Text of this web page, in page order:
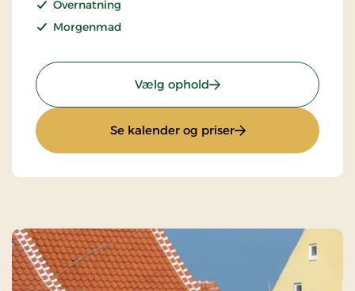
Overnatning
Morgenmad
Vælg ophold: Standardpris
Se kalender og priser: Standardpris